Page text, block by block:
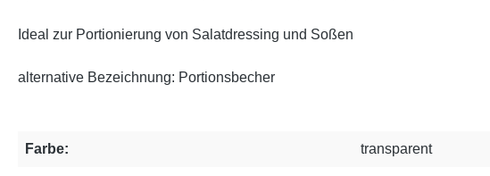
Ideal zur Portionierung von Salatdressing und Soßen
alternative Bezeichnung: Portionsbecher
Farbe: transparent